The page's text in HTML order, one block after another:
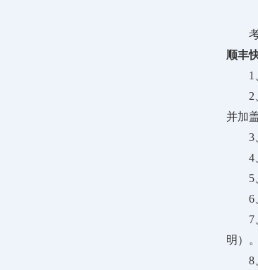
顺丰
1
2
并加
3
4
5
6
7
明）。
8